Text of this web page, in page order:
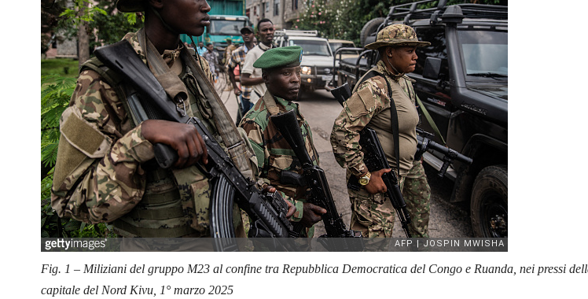
Fig. 1 – Miliziani del gruppo M23 al confine tra Repubblica Democratica del Congo e Ruanda, nei pressi
capitale del Nord Kivu, 1° marzo 2025